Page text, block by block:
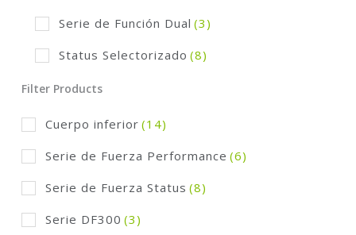
Serie de Función Dual (3)
Status Selectorizado (8)
Filter Products
Cuerpo inferior (14)
Serie de Fuerza Performance (6)
Serie de Fuerza Status (8)
Serie DF300 (3)